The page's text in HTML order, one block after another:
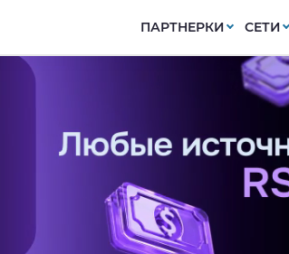
ПАРТНЕРКИ СЕТИ